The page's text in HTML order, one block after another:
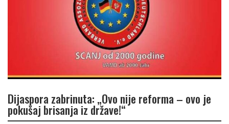
Dijaspora zabrinuta: „Ovo nije reforma – ovo je
pokušaj brisanja iz države!“